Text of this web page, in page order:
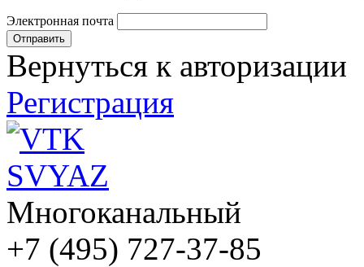
Электронная почта
Вернуться к авторизации
Регистрация
Многоканальный
+7 (495) 727-37-85